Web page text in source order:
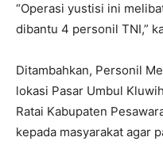
“Operasi yustisi ini
dibantu 4 personil TNI,”
Ditambahkan, Personil
lokasi Pasar Umbul
Ratai Kabupaten
kepada masyarakat agar